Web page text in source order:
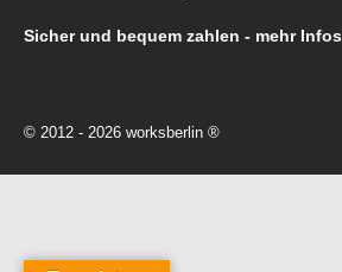
Sicher und bequem zahlen - mehr Infos
© 2012 - 2026 worksberlin ®